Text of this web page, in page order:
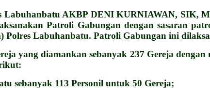
AKBP DENI KURNIAWAN, SIK,
Patroli Gabungan dengan sasaran
Labuhanbatu. Patroli Gabungan ini
yang diamankan sebanyak 237 Gereja
sebanyak 113 Personil untuk 50 Gereja;